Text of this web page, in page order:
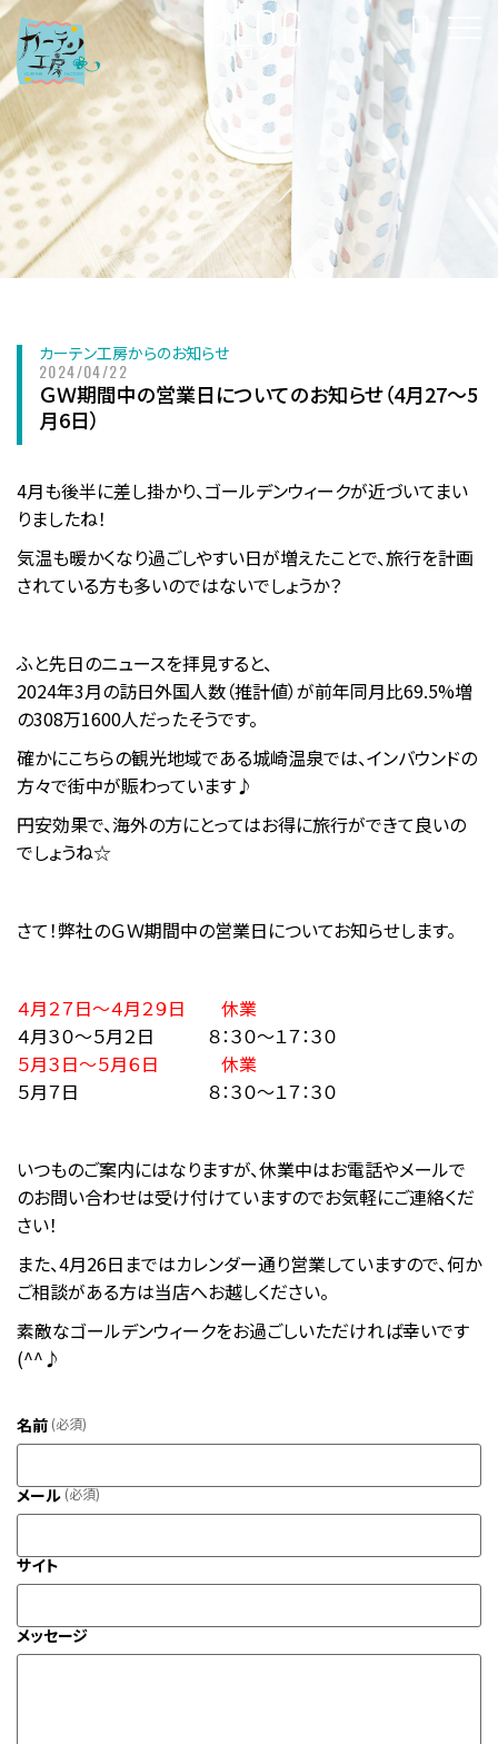
BLOG
ブログ
カーテン工房からのお知らせ
2024/04/22
ＧＷ期間中の営業日についてのお知らせ（4月27～5
月6日）
4月も後半に差し掛かり、ゴールデンウィークが近づいてまい
りましたね！
気温も暖かくなり過ごしやすい日が増えたことで、旅行を計画
されている方も多いのではないでしょうか？
ふと先日のニュースを拝見すると、
2024年3月の訪日外国人数（推計値）が前年同月比69.5%増
の308万1600人だったそうです。
確かにこちらの観光地域である城崎温泉では、インバウンドの
方々で街中が賑わっています♪
円安効果で、海外の方にとってはお得に旅行ができて良いの
でしょうね☆
さて！弊社のＧＷ期間中の営業日についてお知らせします。
４月２７日～４月２９日
休業
４月３０～５月２日 ８：３０～１７：３０
５月３日～５月６日
休業
５月７日 ８：３０～１７：３０
いつものご案内にはなりますが、休業中はお電話やメールで
のお問い合わせは受け付けていますのでお気軽にご連絡くだ
さい！
また、4月26日まではカレンダー通り営業していますので、何か
ご相談がある方は当店へお越しください。
素敵なゴールデンウィークをお過ごしいただければ幸いです
(^^♪
名前 (必須)
メール(必須)
サイト
メッセージ